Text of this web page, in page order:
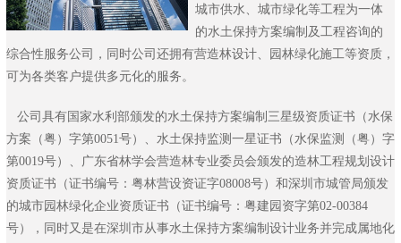
城市供水、城市绿化等工程为一体
的水土保持方案编制及工程咨询的
综合性服务公司，同时公司还拥有营造林设计、园林绿化施工等资质，
可为各类客户提供多元化的服务。
公司具有国家水利部颁发的水土保持方案编制三星级资质证书（水保
方案（粤）字第0051号）、水土保持监测一星证书（水保监测（粤）字
第0019号）、广东省林学会营造林专业委员会颁发的造林工程规划设计
资质证书（证书编号：粤林营设资证字08008号）和深圳市城管局颁发
的城市园林绿化企业资质证书（证书编号：粤建园资字第02-00384
号），同时又是在深圳市从事水土保持方案编制设计业务并完成属地化